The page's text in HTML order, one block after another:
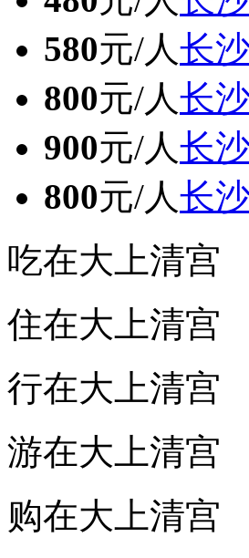
580元/人长
800元/人长
900元/人长
800元/人长
吃在大上清宫
住在大上清宫
行在大上清宫
游在大上清宫
购在大上清宫